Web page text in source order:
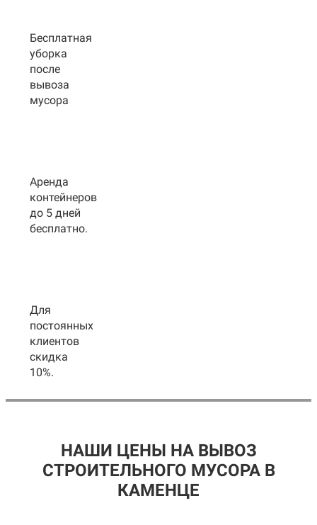
Бесплатная
уборка
после
вывоза
мусора
Аренда
контейнеров
до 5 дней
бесплатно.
Для
постоянных
клиентов
скидка
10%.
НАШИ ЦЕНЫ НА ВЫВОЗ
СТРОИТЕЛЬНОГО МУСОРА В
КАМЕНЦЕ